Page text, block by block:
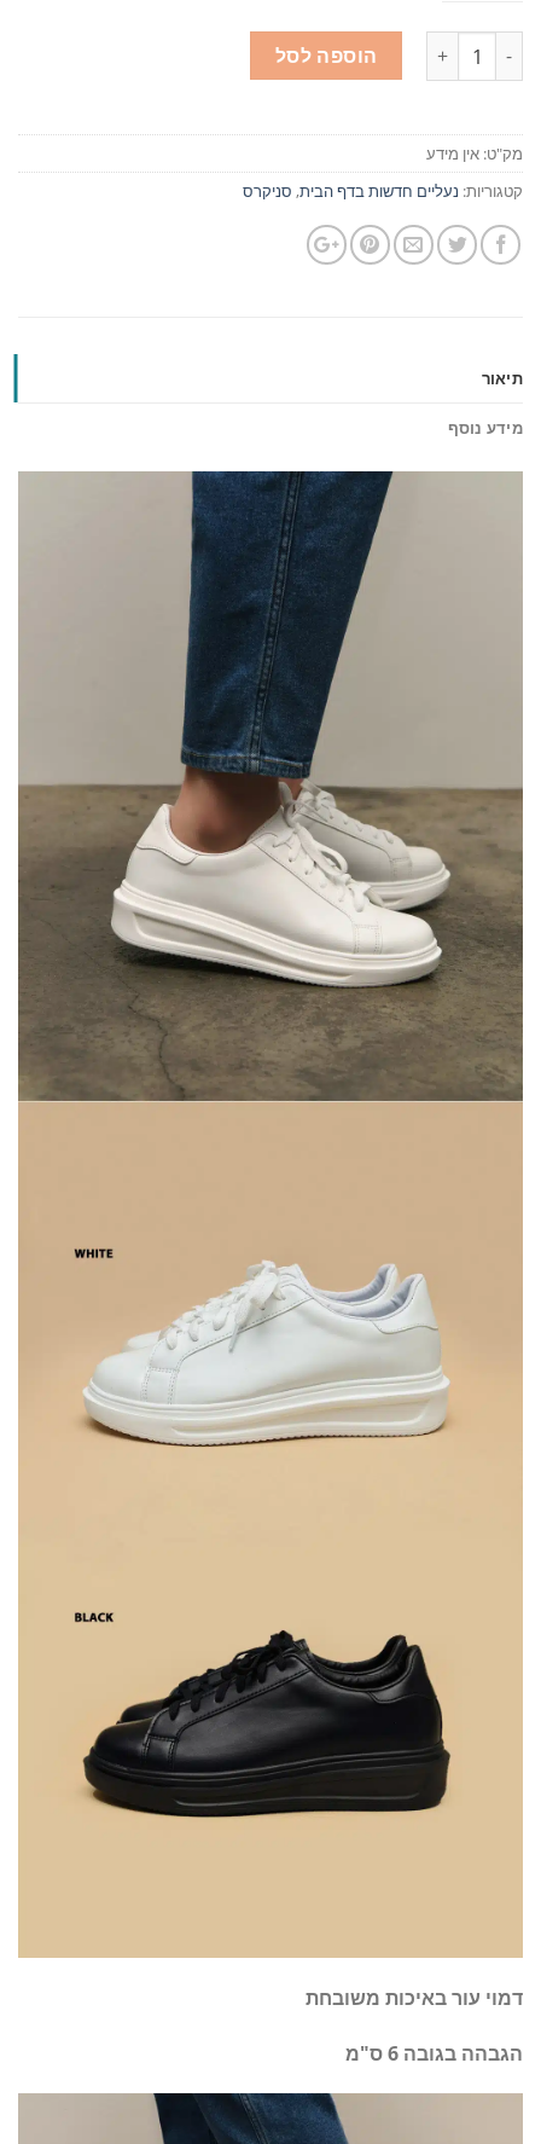
הוספה לסל
מק"ט: אין מידע
קטגוריות: נעליים חדשות בדף הבית, סניקרס
תיאור
מידע נוסף
דמוי עור באיכות משובחת
הגבהה בגובה 6 ס"מ